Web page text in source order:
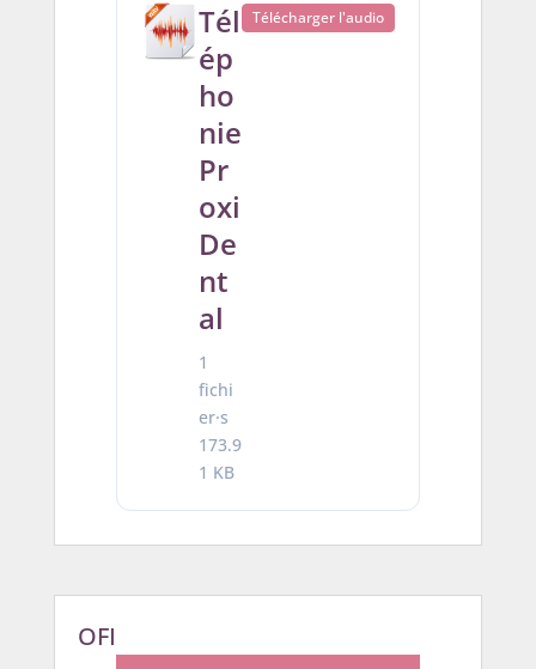
Tél
ép
ho
nie
Pr
oxi
De
nt
al
1
fichi
er·s
173.9
1 KB
Télécharger l'audio
OFI